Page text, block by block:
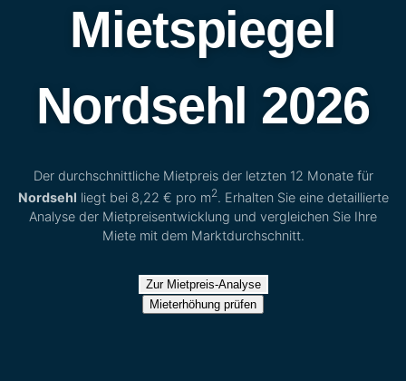
Mietspiegel
Nordsehl 2026
Der durchschnittliche Mietpreis der letzten 12 Monate für
Nordsehl liegt bei 8,22 € pro m2. Erhalten Sie eine detaillierte
Analyse der Mietpreisentwicklung und vergleichen Sie Ihre
Miete mit dem Marktdurchschnitt.
Zur Mietpreis-Analyse
Mieterhöhung prüfen